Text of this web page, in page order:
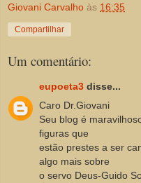
Giovani Carvalho às 16:35
Compartilhar
Um comentário:
eupoeta3 disse...
Caro Dr.Giovani
Seu blog é
figuras que
estão prestes a ser
algo mais sobre
o servo Deus-Guido